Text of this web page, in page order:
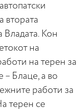
втората
Владата. Кон
на
на терен за
– Блаце, а во
работи за
терен се